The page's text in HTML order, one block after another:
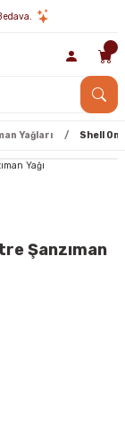
Yağları Shell
Şanzıman